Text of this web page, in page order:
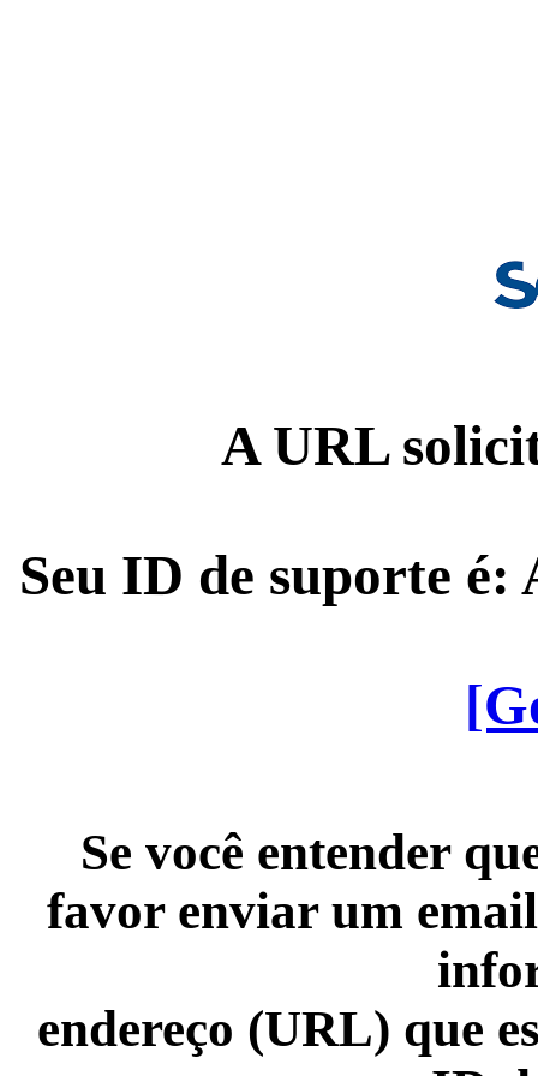
A URL
Seu ID de suporte é:
Se você entender
favor enviar um
endereço (URL) que